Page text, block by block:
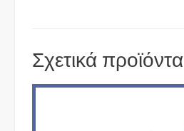
Σχετικά προϊόντα